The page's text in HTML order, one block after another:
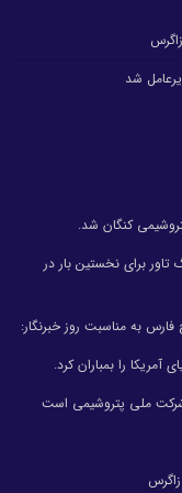
شد
کنگان شد.
برای نخستین بار در
به مناسبت روز خبرنگار:
را بمباران کرد.
ملی پتروشیمی است